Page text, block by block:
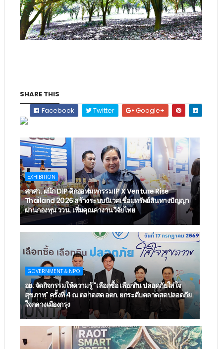
SHARE THIS
Facebook
Twitter Google+
EXHIBITION
สกสว. ผนึก DIP คิกออฟมหกรรม IP X Venture Rise
Thailand 2026 สร้างระบบนิเวศเชื่อมทรัพย์สินทางปัญญา
ผ่านกองทุน ววน. เพิ่มคุณค่างานวิจัยไทย
GOVERNMENT & NPO
อย. จัดกิจกรรมให้ความรู้ "เลือกซื้อ เลือกกิน ปลอดภัยใส่ใจ
สุขภาพ" ครั้งที่ 4 ณ ตลาดสด อตก. ยกระดับตลาดสดปลอดภัย
ใจกลางเมืองกรุง